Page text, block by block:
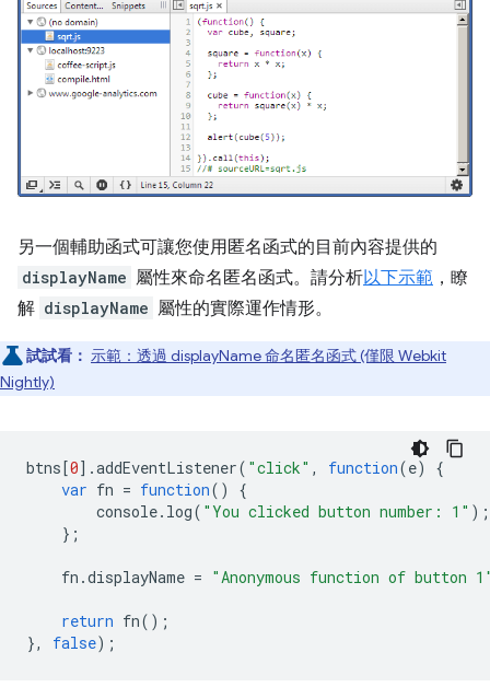
另一個輔助函式可讓您使用匿名函式的目前內容提供的
displayName 屬性來命名匿名函式。請分析以下示範 ，瞭
解 displayName 屬性的實際運作情形。
試試看： 示範：透過 displayName 命名匿名函式 (僅限 Webkit
Nightly)
btns[0].addEventListener( "click" , function(e)
{
var fn = function()
{
console. log( "You clicked button number: 1" );
};
fn .displayName = "Anonymous function of button
return fn();
},
false);